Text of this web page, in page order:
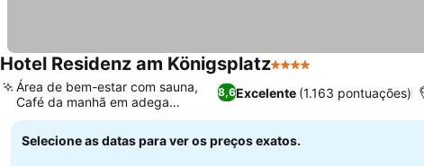
Hotel Residenz am Königsplatz4 Estrelas
8,6Excelente (1.163 pontuações)
Área de bem-estar com sauna,
Café da manhã em adega
histórica
Selecione as datas para ver os preços exatos.